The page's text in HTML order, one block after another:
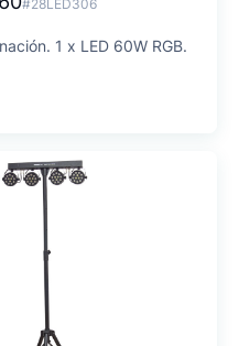
#28LED306
1 x LED 60W RGB.